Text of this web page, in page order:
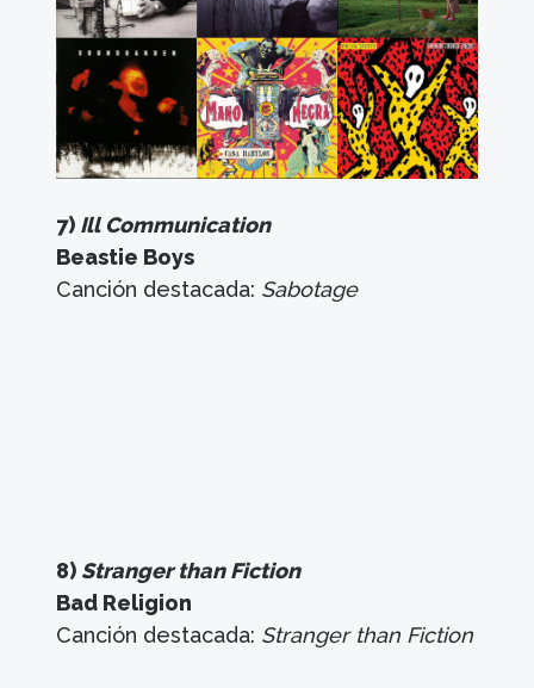
7) Ill Communication
Beastie Boys
Canción destacada: Sabotage
8) Stranger than Fiction
Bad Religion
Canción destacada: Stranger than Fiction